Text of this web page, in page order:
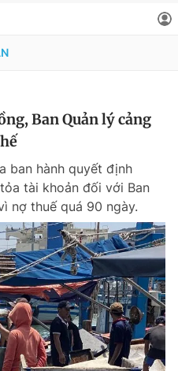
Tin 24h
Tin 360
Magazine
Ban Quản lý cảng
ban hành quyết định
tài khoản đối với Ban
nợ thuế quá 90 ngày.